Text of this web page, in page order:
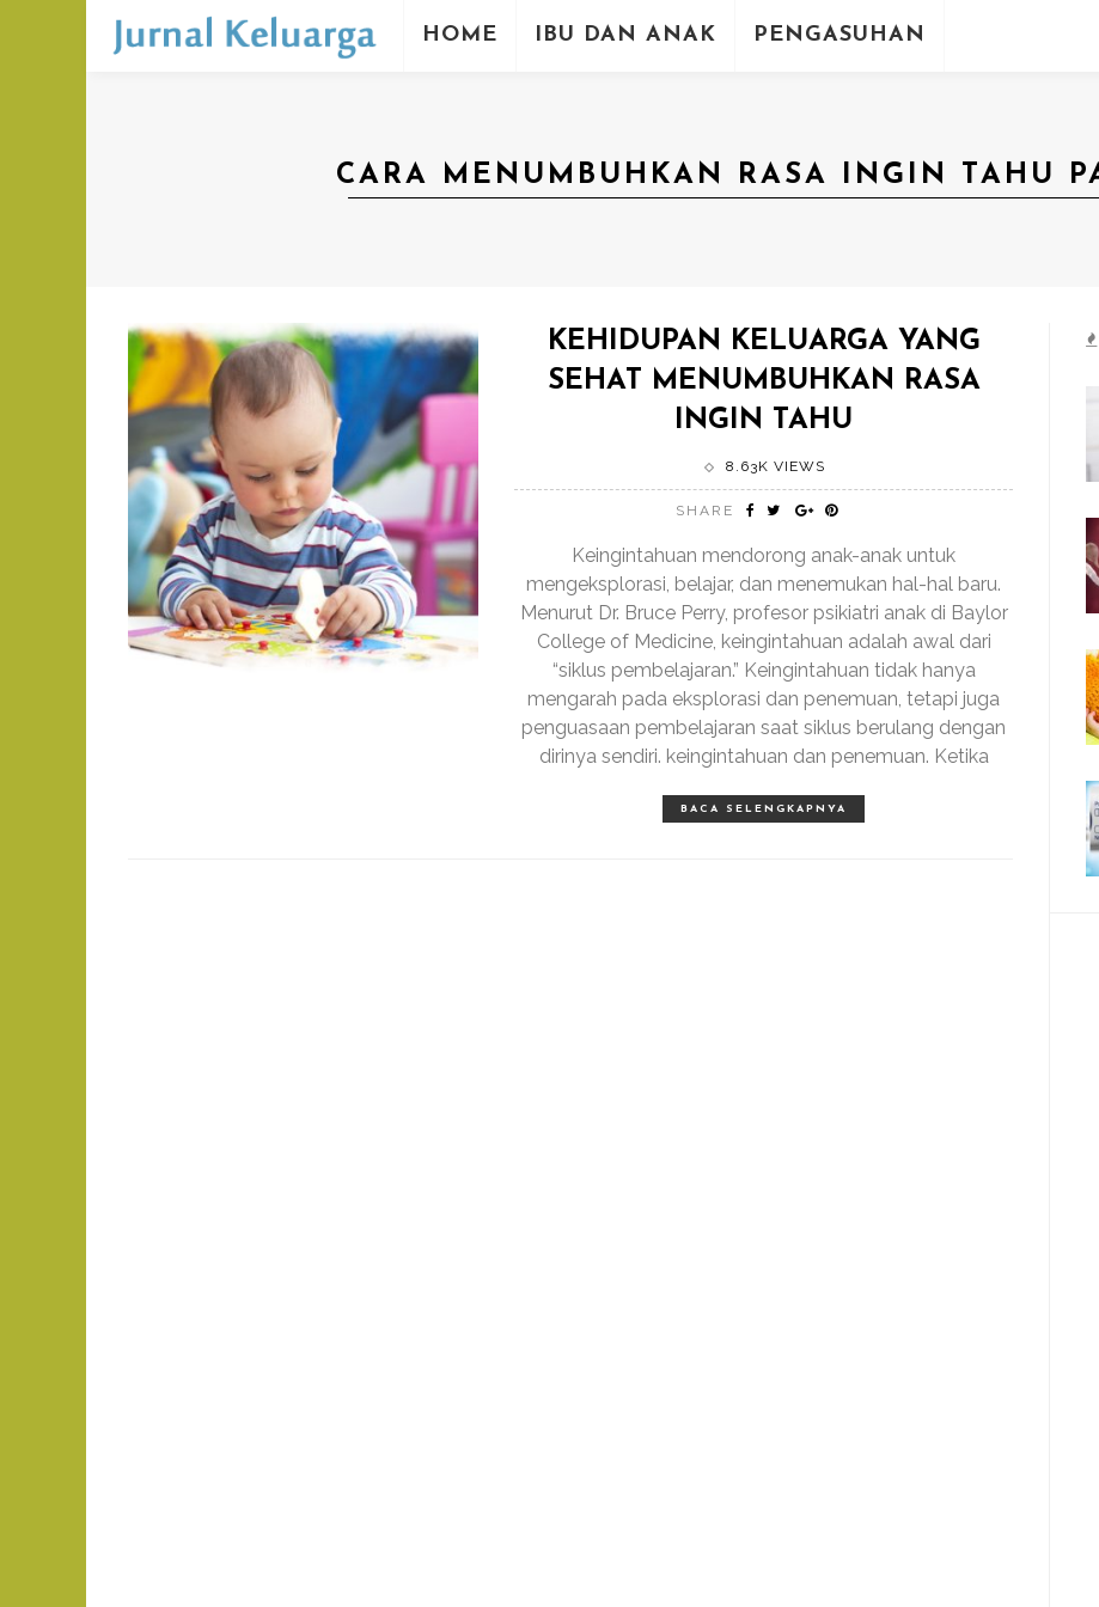
HOME IBU DAN ANAK PENGASUHAN
CARA MENUMBUHKAN RASA INGIN TAHU
KEHIDUPAN KELUARGA YANG
SEHAT MENUMBUHKAN RASA
INGIN TAHU
8.63K VIEWS
SHARE
Keingintahuan mendorong anak-anak untuk
mengeksplorasi, belajar, dan menemukan hal-hal baru.
Menurut Dr. Bruce Perry, profesor psikiatri anak di Baylor
College of Medicine, keingintahuan adalah awal dari
“siklus pembelajaran.” Keingintahuan tidak hanya
mengarah pada eksplorasi dan penemuan, tetapi juga
penguasaan pembelajaran saat siklus berulang dengan
dirinya sendiri. keingintahuan dan penemuan. Ketika
BACA SELENGKAPNYA